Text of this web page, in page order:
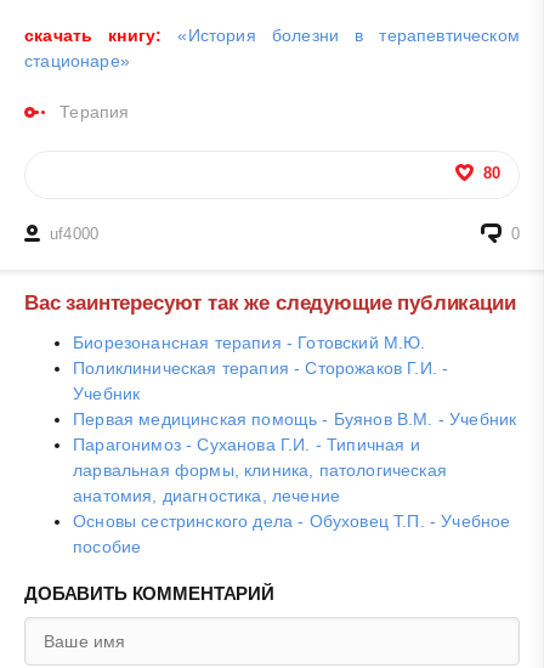
скачать книгу:
«История болезни в терапевтическом
стационаре»
Терапия
80
uf4000 0
Вас заинтересуют так же следующие публикации
Биорезонансная терапия - Готовский М.Ю.
Поликлиническая терапия - Сторожаков Г.И. -
Учебник
Первая медицинская помощь - Буянов В.М. - Учебник
Парагонимоз - Суханова Г.И. - Типичная и
ларвальная формы, клиника, патологическая
анатомия, диагностика, лечение
Основы сестринского дела - Обуховец Т.П. - Учебное
пособие
ДОБАВИТЬ КОММЕНТАРИЙ